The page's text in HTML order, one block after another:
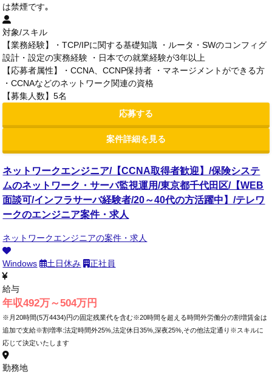
は禁煙です｡
対象/スキル
【業務経験】・TCP/IPに関する基礎知識 ・ルータ・SWのコンフィグ
設計・設定の実務経験 ・日本での就業経験が3年以上
【応募者属性】・CCNA、CCNP保持者 ・マネージメントができる方
・CCNAなどのネットワーク関連の資格
【募集人数】5名
応募する
案件詳細を見る
ネットワークエンジニア/【CCNA取得者歓迎】/保険システ
ムのネットワーク・サーバ監視運用/東京都千代田区/【WEB
面談可/インフラサーバ経験者/20～40代の方活躍中】/テレワ
ークのエンジニア案件・求人
ネットワークエンジニアの案件・求人
Windows 土日休み 正社員
給与
年収492万～504万円
※月20時間(5万4434)円の固定残業代を含む※20時間を超える時間外労働分の割増賃金は
追加で支給※割増率:法定時間外25%,法定休日35%,深夜25%,その他法定通り※スキルに
応じて決定いたします
勤務地